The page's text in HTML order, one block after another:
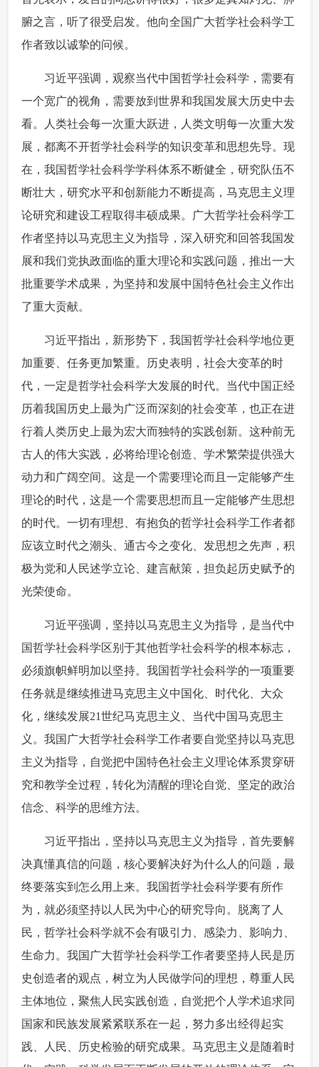
腑之言，听了很受启发。他向全国广大哲学社会科学工
作者致以诚挚的问候。
习近平强调，观察当代中国哲学社会科学，需要有
一个宽广的视角，需要放到世界和我国发展大历史中去
看。人类社会每一次重大跃进，人类文明每一次重大发
展，都离不开哲学社会科学的知识变革和思想先导。现
在，我国哲学社会科学学科体系不断健全，研究队伍不
断壮大，研究水平和创新能力不断提高，马克思主义理
论研究和建设工程取得丰硕成果。广大哲学社会科学工
作者坚持以马克思主义为指导，深入研究和回答我国发
展和我们党执政面临的重大理论和实践问题，推出一大
批重要学术成果，为坚持和发展中国特色社会主义作出
了重大贡献。
习近平指出，新形势下，我国哲学社会科学地位更
加重要、任务更加繁重。历史表明，社会大变革的时
代，一定是哲学社会科学大发展的时代。当代中国正经
历着我国历史上最为广泛而深刻的社会变革，也正在进
行着人类历史上最为宏大而独特的实践创新。这种前无
古人的伟大实践，必将给理论创造、学术繁荣提供强大
动力和广阔空间。这是一个需要理论而且一定能够产生
理论的时代，这是一个需要思想而且一定能够产生思想
的时代。一切有理想、有抱负的哲学社会科学工作者都
应该立时代之潮头、通古今之变化、发思想之先声，积
极为党和人民述学立论、建言献策，担负起历史赋予的
光荣使命。
习近平强调，坚持以马克思主义为指导，是当代中
国哲学社会科学区别于其他哲学社会科学的根本标志，
必须旗帜鲜明加以坚持。我国哲学社会科学的一项重要
任务就是继续推进马克思主义中国化、时代化、大众
化，继续发展21世纪马克思主义、当代中国马克思主
义。我国广大哲学社会科学工作者要自觉坚持以马克思
主义为指导，自觉把中国特色社会主义理论体系贯穿研
究和教学全过程，转化为清醒的理论自觉、坚定的政治
信念、科学的思维方法。
习近平指出，坚持以马克思主义为指导，首先要解
决真懂真信的问题，核心要解决好为什么人的问题，最
终要落实到怎么用上来。我国哲学社会科学要有所作
为，就必须坚持以人民为中心的研究导向。脱离了人
民，哲学社会科学就不会有吸引力、感染力、影响力、
生命力。我国广大哲学社会科学工作者要坚持人民是历
史创造者的观点，树立为人民做学问的理想，尊重人民
主体地位，聚焦人民实践创造，自觉把个人学术追求同
国家和民族发展紧紧联系在一起，努力多出经得起实
践、人民、历史检验的研究成果。马克思主义是随着时